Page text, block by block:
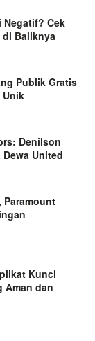
Negatif? Cek
di Baliknya
Publik Gratis
Unik
Denilson
United
Kunci
Aman dan